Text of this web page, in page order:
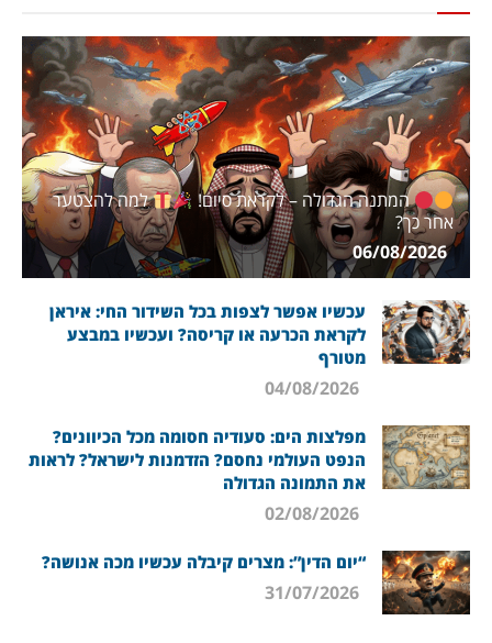
המתנה הגדולה – לקראת סיום!
למה להצטער
אחר כך?
06/08/2026
עכשיו אפשר לצפות בכל השידור החי: איראן
לקראת הכרעה או קריסה? ועכשיו במבצע
מטורף
מפלצות הים: סעודיה חסומה מכל הכיוונים?
הנפט העולמי נחסם? הזדמנות לישראל? לראות
את התמונה הגדולה
“יום הדין”: מצרים קיבלה עכשיו מכה אנושה?